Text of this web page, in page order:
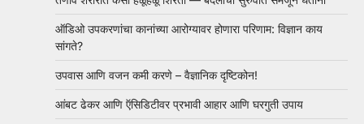
ऑडिओ उपकरणांचा कानांच्या आरोग्यावर होणारा परिणाम: विज्ञान काय
सांगते?
उपवास आणि वजन कमी करणे – वैज्ञानिक दृष्टिकोन!
आंबट ढेकर आणि ऍसिडिटीवर प्रभावी आहार आणि घरगुती उपाय